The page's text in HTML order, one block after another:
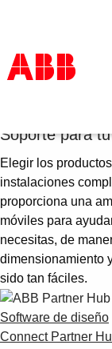
Productos &
Servicios
Sobre ABB
Contáctanos
Carreras
Software y
Soporte para
Elegir los
instalaciones
proporciona una
móviles para
necesitas, de
dimensionamiento
sido tan fáciles.
Software de diseño
Connect Partner